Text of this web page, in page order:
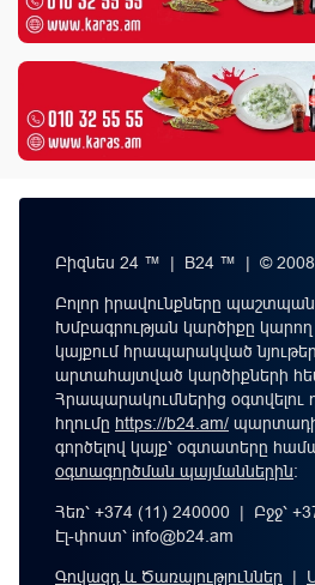
Բիզնես 24 ™ | B24 ™ | © 2008
Բոլոր իրավունքները
Խմբագրության կարծիքը կարող
կայքում հրապարակված
արտահայտված կարծիքների
Հրապարակումներից օգտվելու
հղումը https://b24.am/
գործելով կայք՝ օգտատերը
օգտագործման պայմաններին։
Հեռ՝ +374 (11) 240000 | Բջջ՝
Էլ-փոստ՝ info@b24.am
Գովազդ և Ծառայություններ |